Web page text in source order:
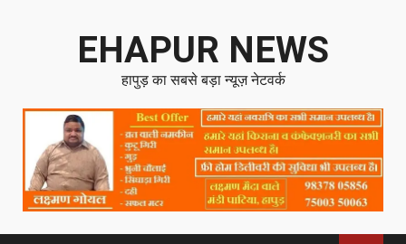
EHAPUR NEWS
हापुड़ का सबसे बड़ा न्यूज़ नेटवर्क